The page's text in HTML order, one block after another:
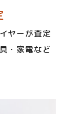
ヤーが査定
・家電など